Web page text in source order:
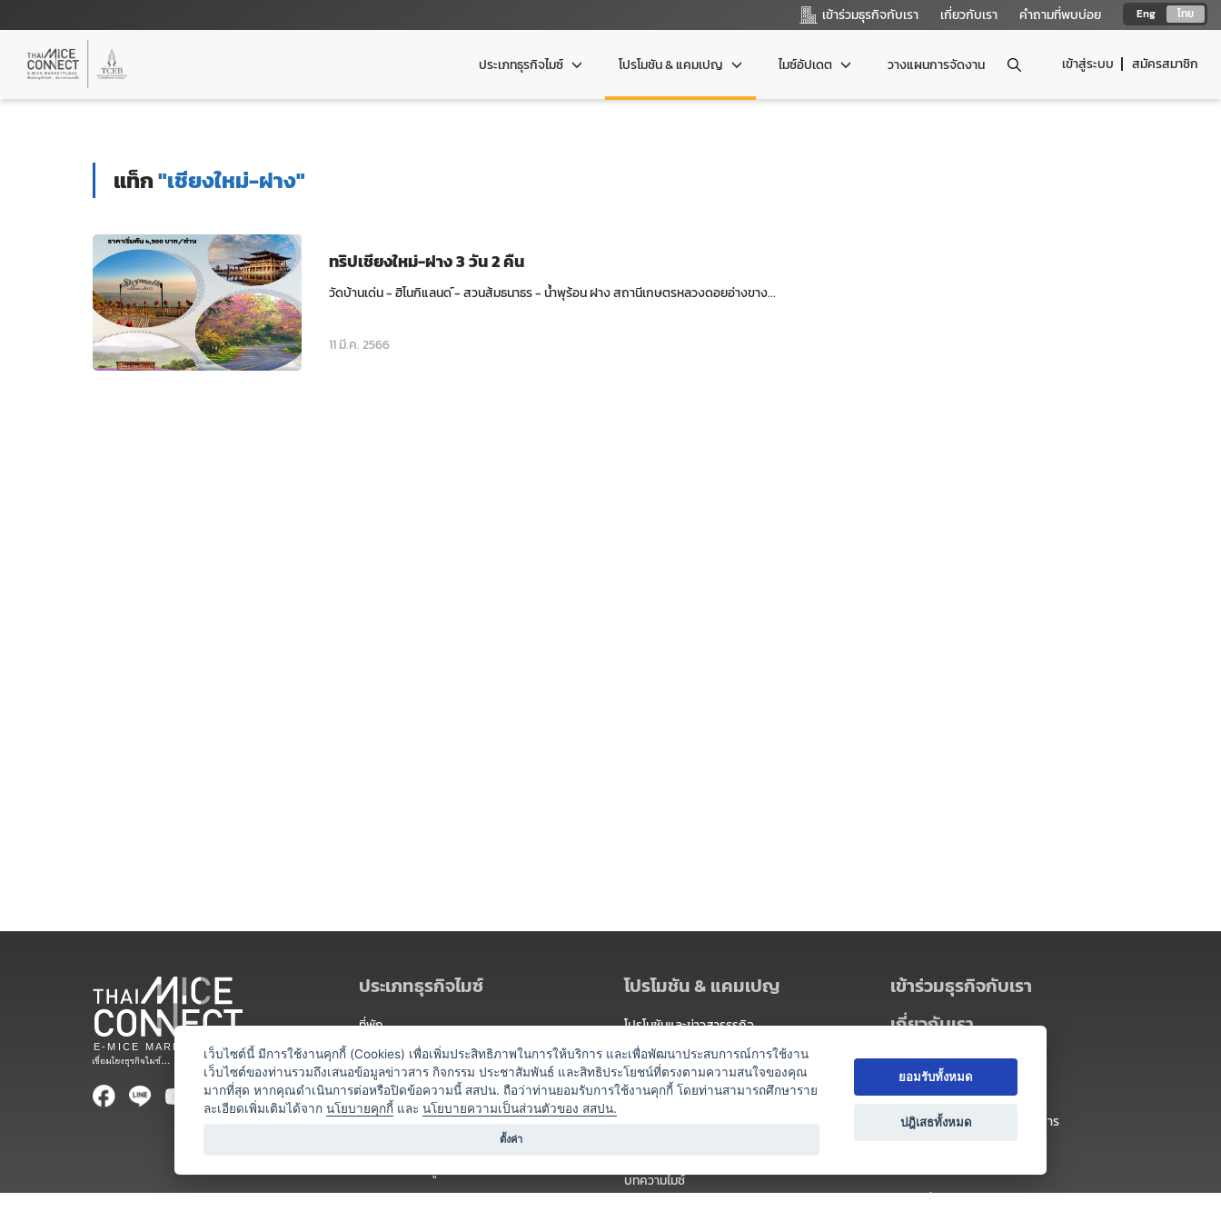
Eng ไทย
เข้าร่วมธุรกิจกับเรา เกี่ยวกับเรา คำถามที่พบบ่อย
เข้าสู่ระบบ สมัครสมาชิก
ประเภทธุรกิจไมซ์ โปรโมชัน & แคมเปญ ไมซ์อัปเดต วางแผนการจัดงาน
แท็ก"เชียงใหม่-ฝาง"
ทริปเชียงใหม่-ฝาง 3 วัน 2 คืน
วัดบ้านเด่น - ฮิโนกิแลนด ์- สวนส้มธนาธร - น้ำพุร้อน ฝาง สถานีเกษตรหลวงดอยอ่างขาง...
11 มี.ค. 2566
ประเภทธุรกิจไมซ์
ที่พัก
สถานที่จัดงาน
ท่องเที่ยว / นำเที่ยว
ออแกไนเซอร์
บริการสำหรับผู้จัดงาน
โปรโมชัน & แคมเปญ
โปรโมชันและข่าวสารธุรกิจ
แพ็กเกจ
แคมเปญ
บทความไมซ์
เข้าร่วมธุรกิจกับเรา
เกี่ยวกับเรา
เกี่ยวกับ Thai MICE Connect
นโยบายความเป็นส่วนตัว
ข้อตกลง และเงื่อนไขการใช้บริการ
เว็บไซต์นี้ มีการใช้งานคุกกี้ (Cookies) เพื่อเพิ่มประสิทธิภาพในการให้บริการ และเพื่อพัฒนาประสบการณ์การใช้งาน
เว็บไซต์ของท่านรวมถึงเสนอข้อมูลข่าวสาร กิจกรรม ประชาสัมพันธ์ และสิทธิประโยชน์ที่ตรงตามความสนใจของคุณ
มากที่สุด หากคุณดำเนินการต่อหรือปิดข้อความนี้ สสปน. ถือว่าท่านยอมรับการใช้งานคุกกี้ โดยท่านสามารถศึกษาราย
ละเอียดเพิ่มเติมได้จาก นโยบายคุกกี้ และ นโยบายความเป็นส่วนตัวของ สสปน.
ตั้งค่า
ยอมรับทั้งหมด
ปฎิเสธทั้งหมด